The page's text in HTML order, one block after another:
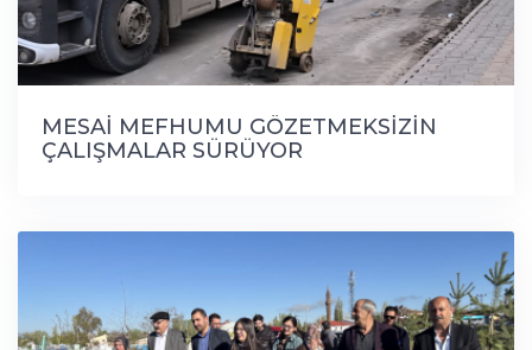
MESAİ MEFHUMU GÖZETMEKSİZİN
ÇALIŞMALAR SÜRÜYOR